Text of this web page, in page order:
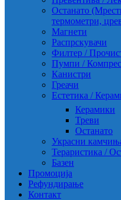
Останато
термометри,
Магнети
Распрскувачи
Филтер /
Пумпи /
Канистри
Греачи
Естетика /
Керамики
Треви
Останато
Украсни
Тераристика /
Базен
Промоција
Рефундирање
Контакт